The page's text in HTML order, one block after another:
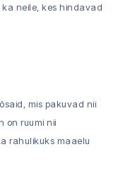
neile, kes hindavad
mis pakuvad nii
on ruumi nii
rahulikuks maaelu